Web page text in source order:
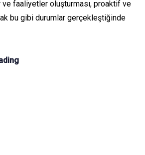
ve faaliyetler oluşturması, proaktif ve
bu gibi durumlar gerçekleştiğinde